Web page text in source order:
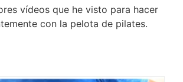
vídeos que he visto para hacer
con la pelota de pilates.